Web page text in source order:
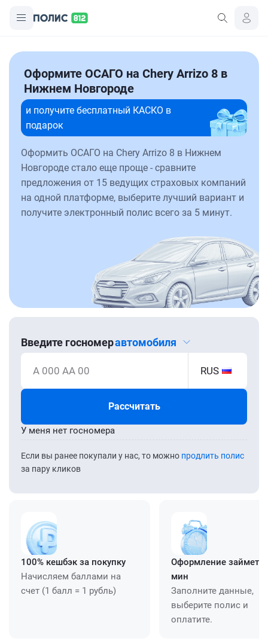
Оформите ОСАГО на Chery Arrizo 8 в
Нижнем Новгороде
и получите бесплатный КАСКО в
подарок
Оформить ОСАГО на Chery Arrizo 8 в Нижнем
Новгороде стало еще проще - сравните
предложения от 15 ведущих страховых компаний
на одной платформе, выберите лучший вариант и
получите электронный полис всего за 5 минут.
Введите госномеравтомобиля
А 000 АА 00 RUS
Рассчитать
Если вы ранее покупали у нас, то можно продлить полис
за пару кликов
У меня нет госномера
100% кешбэк за покупку
Начисляем баллами на
счет (1 балл = 1 рубль)
Оформление займет
мин
Заполните данные,
выберите полис и
оплатите.